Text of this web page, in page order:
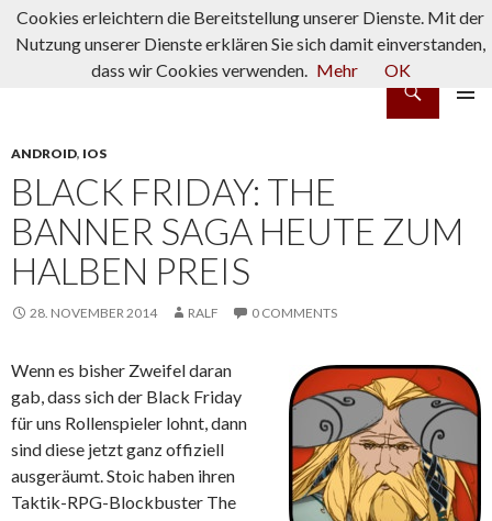
ANDROID, IOS
BLACK FRIDAY: THE
BANNER SAGA HEUTE ZUM
HALBEN PREIS
28. NOVEMBER 2014 RALF 0 COMMENTS
Wenn es bisher Zweifel daran
gab, dass sich der Black Friday
für uns Rollenspieler lohnt, dann
sind diese jetzt ganz offiziell
ausgeräumt. Stoic haben ihren
Taktik-RPG-Blockbuster The
Cookies erleichtern die Bereitstellung unserer Dienste. Mit der
Nutzung unserer Dienste erklären Sie sich damit einverstanden,
dass wir Cookies verwenden. Mehr OK